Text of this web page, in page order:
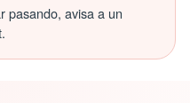
pasando, avisa a un